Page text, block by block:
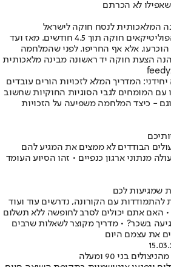
לא הכרתם
המלאכותית לנסח חוקה לישראל
בקום המדינה הבטיחו לנו הפוליטיקאים חוקה תוך 4.5 חודשים. מאז ועד
הוכרעו, אלא אף החריפו. לפני שהמלחמה
הנה הצעת חוקה יד ראשונה מבינה מלאכותית
המדריך המלא לזכויות הורים עובדים
המומחים לגבי הסוגיות החוקיות שחשוב
- כיצד המלחמה משפיעה על הזכויות
הבודדים לא ממצים את המגיע להם
מנתוני ארגון כנפיים • זהו הסיוע העומד
שמגיעות לכם
עם הקורונה, נדרשים עוד ועוד
האם אתם יכולים לסרב לחופשה ללא תשלום
בשכר? • מדריך מקוצר לשאלות שרבים
את עצמם היום